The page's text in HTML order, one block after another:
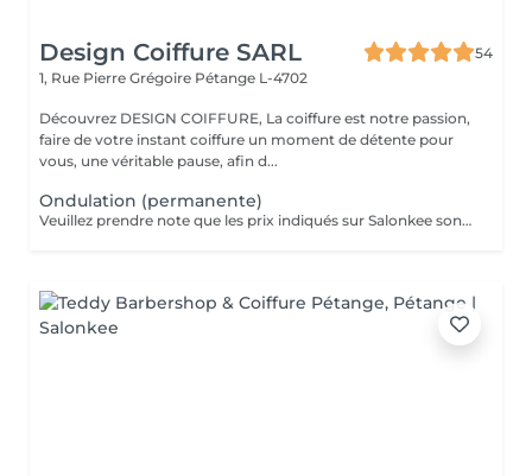
Design Coiffure SARL
54
1, Rue Pierre Grégoire Pétange L-4702
Découvrez DESIGN COIFFURE, La coiffure est notre passion,
faire de votre instant coiffure un moment de détente pour
vous, une véritable pause, afin d...
Ondulation (permanente)
Veuillez prendre note que les prix indiqués sur Salonkee sont communiqués à titre informatif et s'entendent de base. Ces derniers sont susceptibles de varier selon le diagnostic réalisé à votre arrivée au salon et l'expertise du professionnel à qui vous confiez votre beauté. Dans tous les cas, un devis précis vous sera proposé et toutes réalisations de prestations seront effectuées avec votre accord. Un grand merci d'avance pour votre compréhension. Au plaisir de vous recevoir très vite.